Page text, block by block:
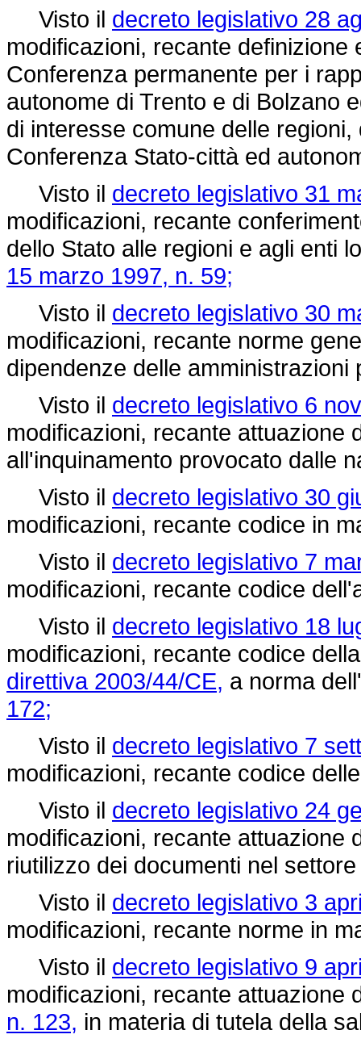
Visto il decreto legislativo 28
modificazioni, recante
Conferenza permanente per i
autonome di Trento e di Bolzano
di interesse comune delle
Conferenza Stato-città ed
Visto il decreto legislativo 31
modificazioni, recante
dello Stato alle regioni e agli enti
15 marzo 1997, n. 59;
Visto il decreto legislativo 30
modificazioni, recante norme
dipendenze delle amministrazioni
Visto il decreto legislativo 6
modificazioni, recante attuazione
all'inquinamento provocato dalle
Visto il decreto legislativo 30
modificazioni, recante codice in
Visto il decreto legislativo 7
modificazioni, recante codice
Visto il decreto legislativo 18
modificazioni, recante codice
direttiva 2003/44/CE, a norma
172;
Visto il decreto legislativo 7
modificazioni, recante codice
Visto il decreto legislativo 24
modificazioni, recante attuazione
riutilizzo dei documenti nel
Visto il decreto legislativo 3
modificazioni, recante norme in
Visto il decreto legislativo 9
modificazioni, recante attuazione
n. 123, in materia di tutela della